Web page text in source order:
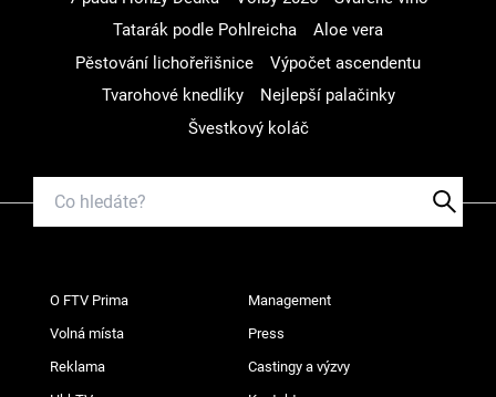
Tatarák podle Pohlreicha
Aloe vera
Pěstování lichořeřišnice
Výpočet ascendentu
Tvarohové knedlíky
Nejlepší palačinky
Švestkový koláč
O FTV Prima Management
Volná místa Press
Reklama Castingy a výzvy